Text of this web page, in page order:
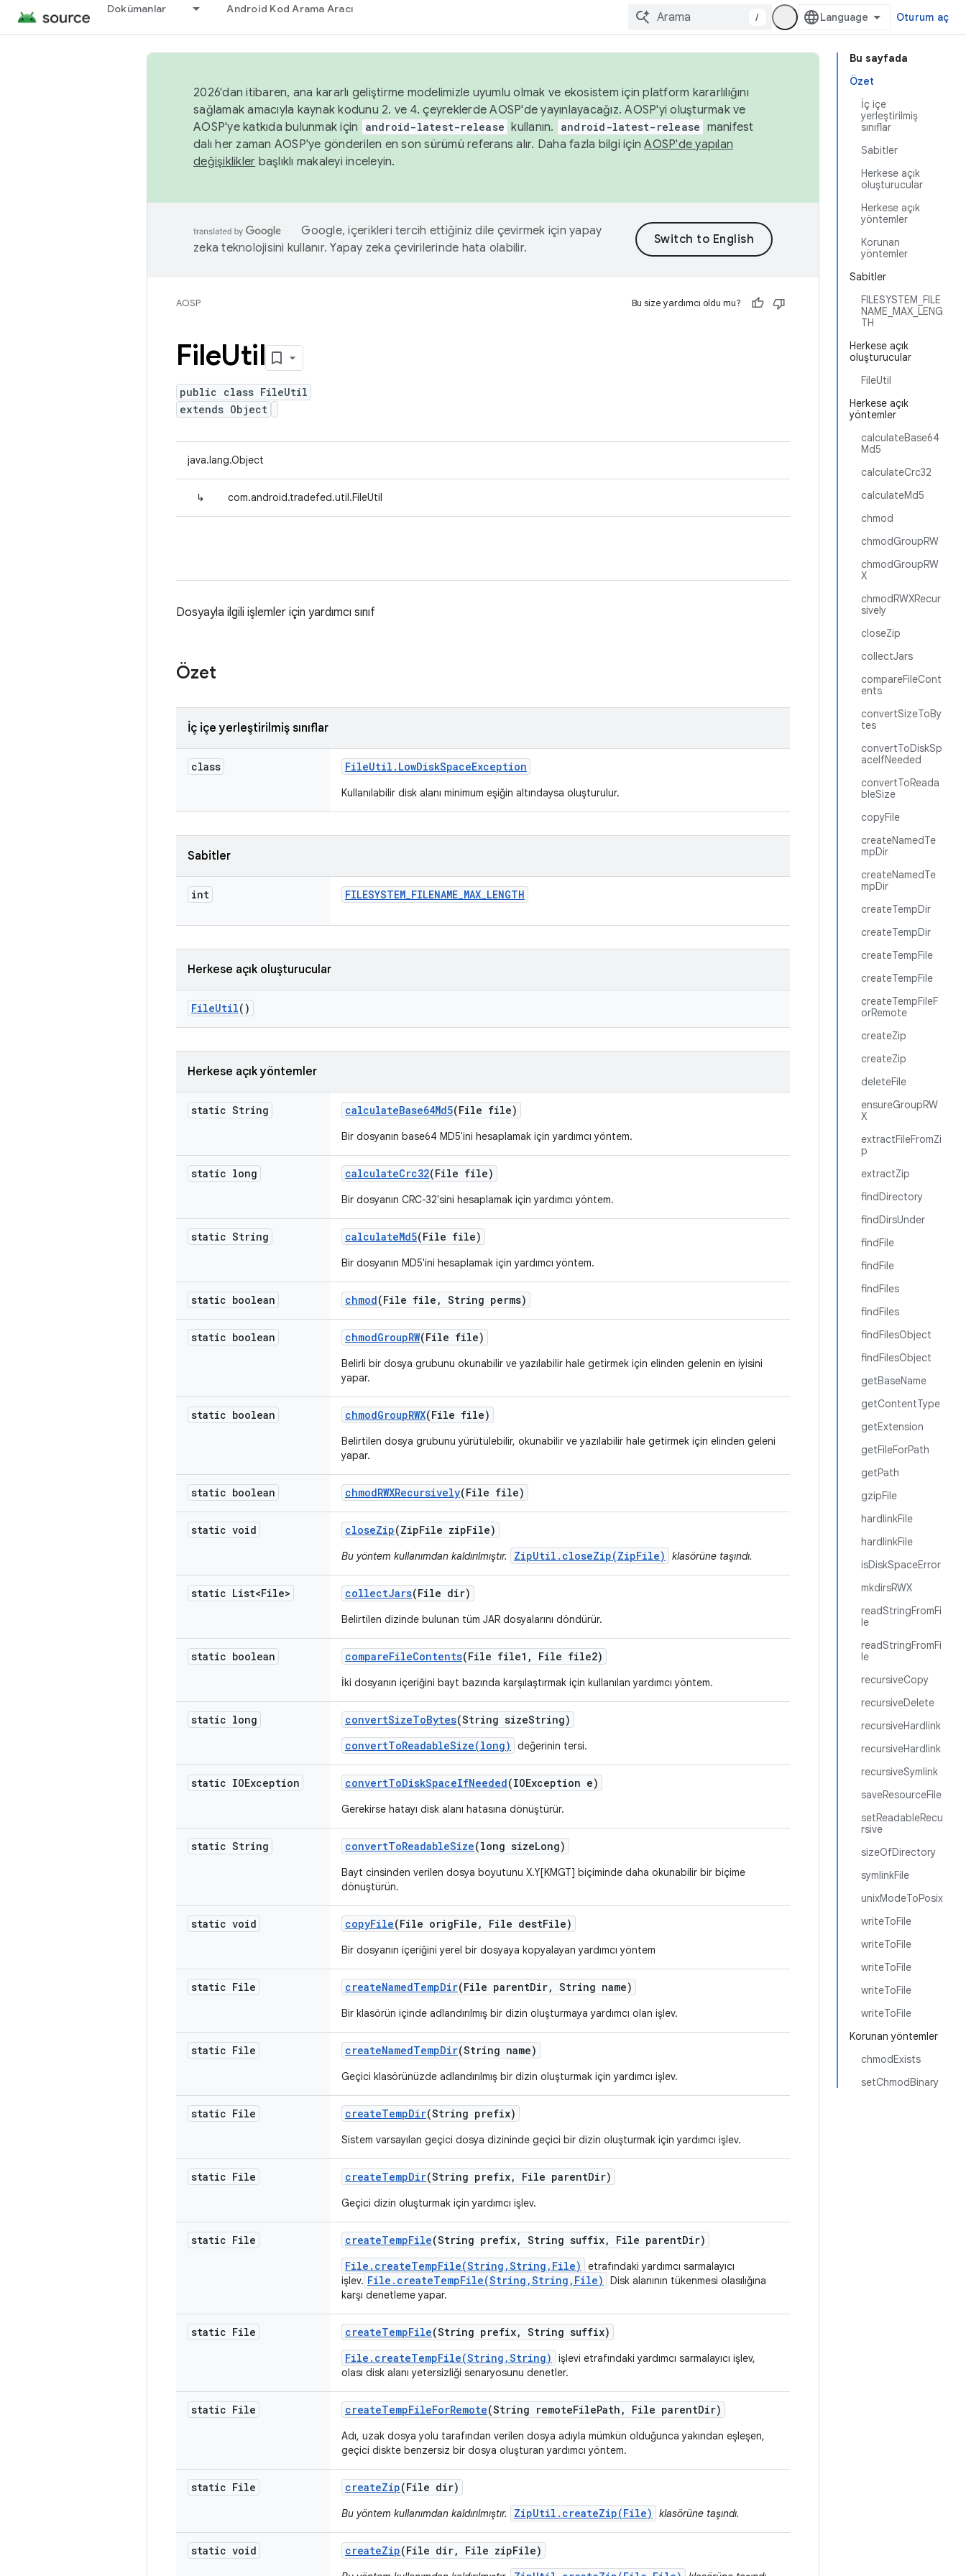
Dokümanlar Android Kod Arama Aracı
/ Oturum aç
Bu sayfada
Özet
İç içe
yerleştirilmiş
sınıflar
Sabitler
Herkese açık
oluşturucular
Herkese açık
yöntemler
Korunan
yöntemler
Sabitler
FILESYSTEM_FILE
NAME_MAX_LENG
TH
Herkese açık
oluşturucular
FileUtil
Herkese açık
yöntemler
calculateBase64
Md5
calculateCrc32
calculateMd5
chmod
chmodGroupRW
chmodGroupRW
X
chmodRWXRecur
sively
closeZip
collectJars
compareFileCont
ents
convertSizeToBy
tes
convertToDiskSp
aceIfNeeded
convertToReada
bleSize
copyFile
createNamedTe
mpDir
createNamedTe
mpDir
createTempDir
createTempDir
createTempFile
createTempFile
createTempFileF
orRemote
createZip
createZip
deleteFile
ensureGroupRW
X
extractFileFromZi
p
extractZip
findDirectory
findDirsUnder
findFile
findFile
findFiles
findFiles
findFilesObject
findFilesObject
getBaseName
getContentType
getExtension
getFileForPath
getPath
gzipFile
hardlinkFile
hardlinkFile
isDiskSpaceError
mkdirsRWX
readStringFromFi
le
readStringFromFi
le
recursiveCopy
recursiveDelete
recursiveHardlink
recursiveHardlink
recursiveSymlink
saveResourceFile
setReadableRecu
rsive
sizeOfDirectory
symlinkFile
unixModeToPosix
writeToFile
writeToFile
writeToFile
writeToFile
writeToFile
Korunan yöntemler
chmodExists
setChmodBinary
2026'dan itibaren, ana kararlı geliştirme modelimizle uyumlu olmak ve ekosistem için platform kararlılığını
sağlamak amacıyla kaynak kodunu 2. ve 4. çeyreklerde AOSP'de yayınlayacağız. AOSP'yi oluşturmak ve
AOSP'ye katkıda bulunmak için
android-latest-release kullanın. android-latest-release manifest
dalı her zaman AOSP'ye gönderilen en son sürümü referans alır. Daha fazla bilgi içinAOSP'de yapılan
değişiklikler başlıklı makaleyi inceleyin.
Google, içerikleri tercih ettiğiniz dile çevirmek için yapay
zeka teknolojisini kullanır. Yapay zeka çevirilerinde hata olabilir.
AOSP Bu size yardımcı oldu mu?
FileUtil
public class FileUtil
extends Object
java.lang.Object
↳ com.android.tradefed.util.FileUtil
Dosyayla ilgili işlemler için yardımcı sınıf
Özet
İç içe yerleştirilmiş sınıflar
class FileUtil . LowDiskSpaceException
Kullanılabilir disk alanı minimum eşiğin altındaysa oluşturulur.
Sabitler
int FILESYSTEM_FILENAME_MAX_LENGTH
Herkese açık oluşturucular
FileUtil()
Herkese açık yöntemler
static String calculateBase64Md5(File file)
Bir dosyanın base64 MD5'ini hesaplamak için yardımcı yöntem.
static long calculateCrc32(File file)
Bir dosyanın CRC-32'sini hesaplamak için yardımcı yöntem.
static String calculateMd5(File file)
Bir dosyanın MD5'ini hesaplamak için yardımcı yöntem.
static boolean chmod(File file , String perms)
static boolean chmodGroupRW(File file)
Belirli bir dosya grubunu okunabilir ve yazılabilir hale getirmek için elinden gelenin en iyisini
yapar.
static boolean chmodGroupRWX(File file)
Belirtilen dosya grubunu yürütülebilir, okunabilir ve yazılabilir hale getirmek için elinden geleni
yapar.
static boolean chmodRWXRecursively(File file)
static void closeZip(ZipFile zipFile)
Bu yöntem kullanımdan kaldırılmıştır. ZipUtil.closeZip(ZipFile) klasörüne taşındı.
static List<File> collectJars(File dir)
Belirtilen dizinde bulunan tüm JAR dosyalarını döndürür.
static boolean compareFileContents(File file1 , File file2)
İki dosyanın içeriğini bayt bazında karşılaştırmak için kullanılan yardımcı yöntem.
static long convertSizeToBytes(String sizeString)
convertToReadableSize(long)
değerinin tersi.
static IOException convertToDiskSpaceIfNeeded(IOException e)
Gerekirse hatayı disk alanı hatasına dönüştürür.
static String convertToReadableSize(long sizeLong)
Bayt cinsinden verilen dosya boyutunu X.Y[KMGT] biçiminde daha okunabilir bir biçime
dönüştürün.
static void copyFile(File origFile , File destFile)
Bir dosyanın içeriğini yerel bir dosyaya kopyalayan yardımcı yöntem
static File createNamedTempDir(File parentDir, String name)
Bir klasörün içinde adlandırılmış bir dizin oluşturmaya yardımcı olan işlev.
static File createNamedTempDir(String name)
Geçici klasörünüzde adlandırılmış bir dizin oluşturmak için yardımcı işlev.
static File createTempDir(String prefix)
Sistem varsayılan geçici dosya dizininde geçici bir dizin oluşturmak için yardımcı işlev.
static File createTempDir(String prefix, File parentDir)
Geçici dizin oluşturmak için yardımcı işlev.
static File createTempFile(String prefix, String suffix, File parentDir)
File.createTempFile(String,String,File)
etrafındaki yardımcı sarmalayıcı
işlev. File.createTempFile(String,String,File)
Disk alanının tükenmesi olasılığına
karşı denetleme yapar.
static File createTempFile(String prefix, String suffix)
File.createTempFile(String,String)
işlevi etrafındaki yardımcı sarmalayıcı işlev,
olası disk alanı yetersizliği senaryosunu denetler.
static File createTempFileForRemote(String remoteFilePath , File parentDir)
Adı, uzak dosya yolu tarafından verilen dosya adıyla mümkün olduğunca yakından eşleşen,
geçici diskte benzersiz bir dosya oluşturan yardımcı yöntem.
static File createZip(File dir)
Bu yöntem kullanımdan kaldırılmıştır. ZipUtil.createZip(File) klasörüne taşındı.
static void createZip(File dir, File zipFile)